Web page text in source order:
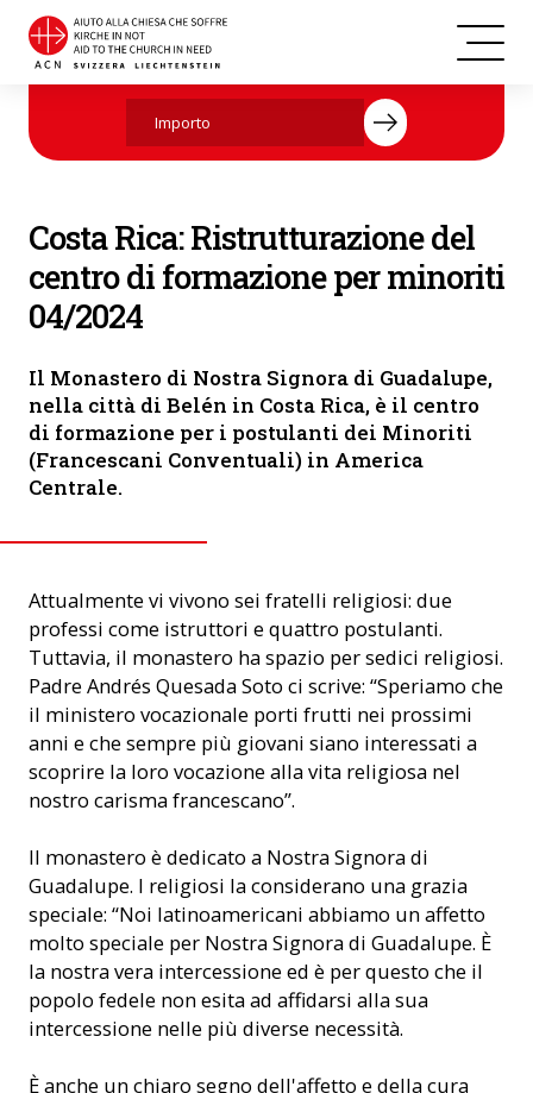
Costa Rica
Aiutate ora con la vostra donazione.
Costa Rica: Ristrutturazione del
centro di formazione per minoriti
04/2024
Il Monastero di Nostra Signora di Guadalupe,
nella città di Belén in Costa Rica, è il centro
di formazione per i postulanti dei Minoriti
(Francescani Conventuali) in America
Centrale.
Attualmente vi vivono sei fratelli religiosi: due
professi come istruttori e quattro postulanti.
Tuttavia, il monastero ha spazio per sedici religiosi.
Padre Andrés Quesada Soto ci scrive: “Speriamo che
il ministero vocazionale porti frutti nei prossimi
anni e che sempre più giovani siano interessati a
scoprire la loro vocazione alla vita religiosa nel
nostro carisma francescano”.
Il monastero è dedicato a Nostra Signora di
Guadalupe. I religiosi la considerano una grazia
speciale: “Noi latinoamericani abbiamo un affetto
molto speciale per Nostra Signora di Guadalupe. È
la nostra vera intercessione ed è per questo che il
popolo fedele non esita ad affidarsi alla sua
intercessione nelle più diverse necessità.
È anche un chiaro segno dell'affetto e della cura